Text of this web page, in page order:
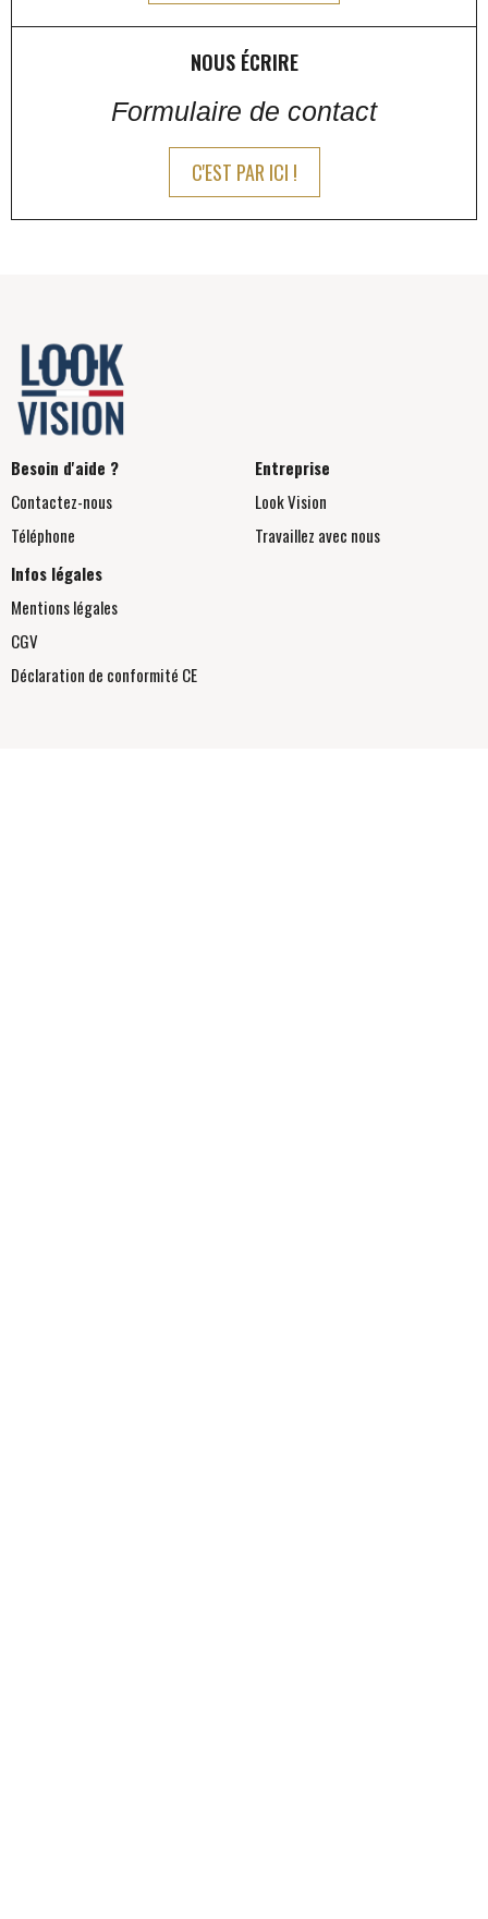
NOUS ÉCRIRE
Formulaire de contact
C'EST PAR ICI !
Besoin d'aide ?
Contactez-nous
Téléphone
Entreprise
Look Vision
Travaillez avec nous
Infos légales
Mentions légales
CGV
Déclaration de conformité CE